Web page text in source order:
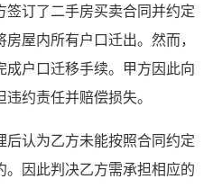
订了二手房买卖合同并约定
屋内所有户口迁出。然而，
户口迁移手续。甲方因此向
约责任并赔偿损失。
认为乙方未能按照合同约定
因此判决乙方需承担相应的